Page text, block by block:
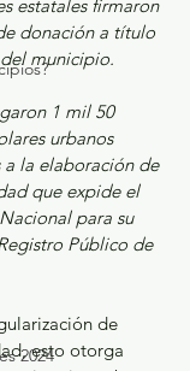
2024
estatales firmaron
donación a título
municipio.
1 mil 50
urbanos
a la elaboración de
que expide el
para su
Público de
de
esto otorga